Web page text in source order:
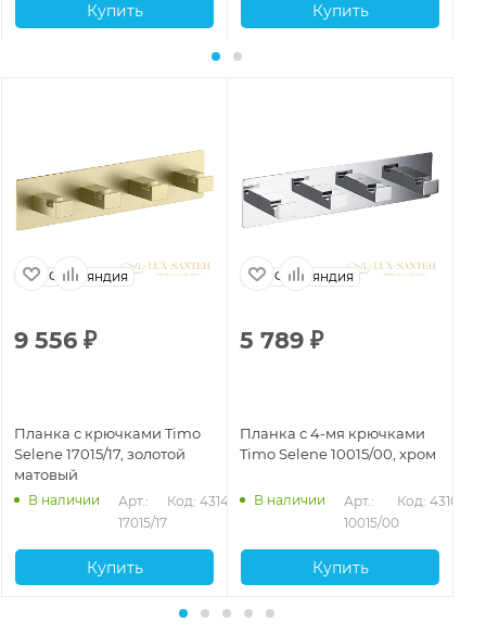
Купить Купить
Финляндия
9 556 ₽
Планка с крючками Timo
Selene 17015/17, золотой
матовый
В наличии
Арт.:
17015/17
Код: 43144
Купить
Финляндия
5 789 ₽
Планка с 4-мя крючками
Timo Selene 10015/00, хром
В наличии
Арт.:
10015/00
Код: 43103
Купить